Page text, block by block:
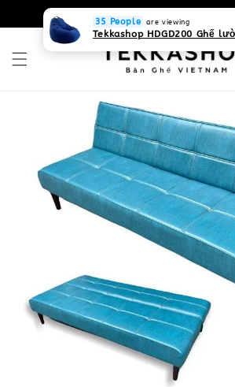
0931268840 Liên hệ với chúng
35 People are viewing